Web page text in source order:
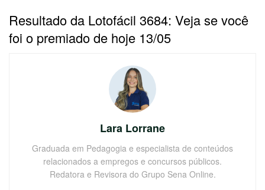
Resultado da Lotofácil 3684: Veja se você
foi o premiado de hoje 13/05
Lara Lorrane
Graduada em Pedagogia e especialista de conteúdos
relacionados a empregos e concursos públicos.
Redatora e Revisora do Grupo Sena Online.